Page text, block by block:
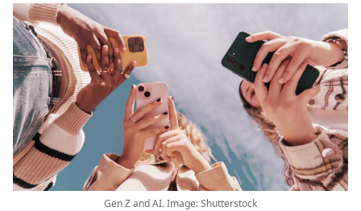
Gen Z and AI. Image: Shutterstock